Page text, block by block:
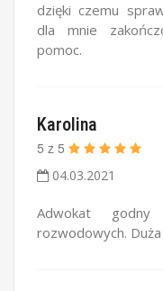
dzięki czemu
dla mnie
pomoc.
Karolina
5 z 5
04.03.2021
Adwokat
rozwodowych.